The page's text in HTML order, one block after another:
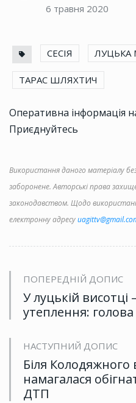
6 травня 2020
СЕСІЯ ЛУЦЬКА
ТАРАС ШЛЯХТИЧ
Оперативна інформація
Приєднуйтесь
Використання даного матеріалу без
заборонене. Авторські права
законодавством. Щодо
електронну адресу
ПОПЕРЕДНІЙ ДОПИС
У луцькій висотці
утеплення:
НАСТУПНИЙ ДОПИС
Біля Колодяжного
намагалася
ДТП